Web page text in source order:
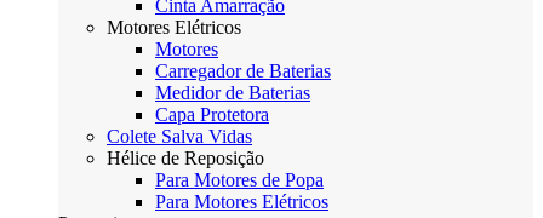
Cinta Amarração
Motores Elétricos
Motores
Carregador de Baterias
Medidor de Baterias
Capa Protetora
Colete Salva Vidas
Hélice de Reposição
Para Motores de Popa
Para Motores Elétricos